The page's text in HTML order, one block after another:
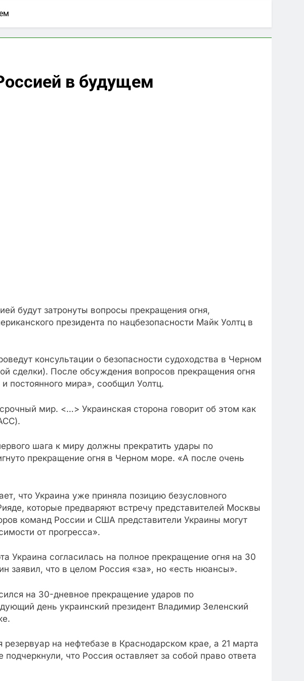
в будущем
будут затронуты вопросы прекращения огня,
президента по нацбезопасности Майк Уолтц в
консультации о безопасности судоходства в Черном
сделки). После обсуждения вопросов прекращения огня
постоянного мира», сообщил Уолтц.
мир. <…> Украинская сторона говорит об этом как
шага к миру должны прекратить удары по
прекращение огня в Черном море. «А после очень
что Украина уже приняла позицию безусловного
которые предваряют встречу представителей Москвы
команд России и США представители Украины могут
от прогресса».
Украина согласилась на полное прекращение огня на 30
заявил, что в целом Россия «за», но «есть нюансы».
на 30-дневное прекращение ударов по
день украинский президент Владимир Зеленский
на нефтебазе в Краснодарском крае, а 21 марта
что Россия оставляет за собой право ответа